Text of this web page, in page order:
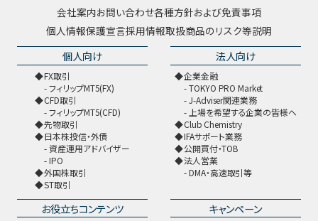
会社案内お問い合わせ各種方針および免責事項
個人情報保護宣言採用情報取扱商品のリスク等説明
個人向け
FX取引
フィリップMT5(FX)
CFD取引
フィリップMT5(CFD)
先物取引
日本株投信・外債
資産運用アドバイザー
IPO
外国株取引
ST取引
法人向け
企業金融
TOKYO PRO Market
J-Adviser関連業務
上場を希望する企業の皆様へ
Club Chemistry
IFAサポート業務
公開買付・TOB
法人営業
DMA・高速取引等
お役立ちコンテンツ キャンペーン